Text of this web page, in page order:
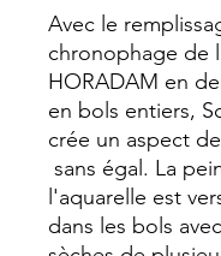
Avec le
chronophage de
HORADAM en
en bols entiers,
crée un aspect
sans égal. La
l'aquarelle est
dans les bols